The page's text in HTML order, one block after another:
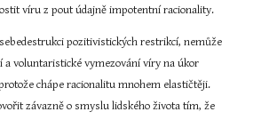
víru z pout údajně impotentní racionality.
pozitivistických restrikcí, nemůže
voluntaristické vymezování víry na úkor
chápe racionalitu mnohem elastičtěji.
závazně o smyslu lidského života tím, že